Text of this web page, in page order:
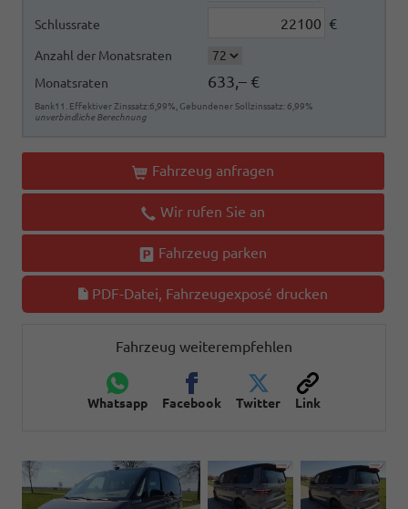
Schlussrate €
Anzahl der Monatsraten
Monatsraten
633,– €
Bank11. Effektiver Zinssatz:6,99%, Gebundener Sollzinssatz: 6,99%
unverbindliche Berechnung
Fahrzeug anfragen
Wir rufen Sie an
Fahrzeug parken
PDF-Datei, Fahrzeugexposé drucken
Fahrzeug weiterempfehlen
Whatsapp Facebook Twitter Link